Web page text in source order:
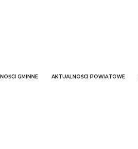
GMINNE AKTUALNOŚCI POWIATOWE